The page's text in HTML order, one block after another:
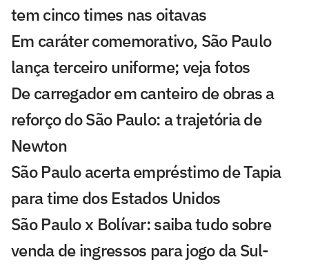
tem cinco times nas oitavas
Em caráter comemorativo, São Paulo
lança terceiro uniforme; veja fotos
De carregador em canteiro de obras a
reforço do São Paulo: a trajetória de
Newton
São Paulo acerta empréstimo de Tapia
para time dos Estados Unidos
São Paulo x Bolívar: saiba tudo sobre
venda de ingressos para jogo da Sul-